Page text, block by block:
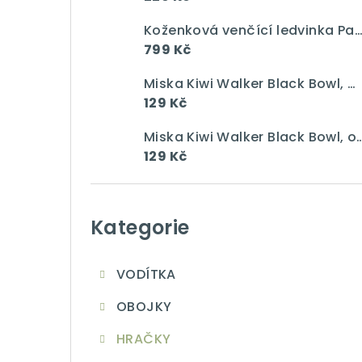
Koženková venčící ledvinka Pawsome gang vínová
799 Kč
Miska Kiwi Walker Black Bowl, modrá, 750 ml
129 Kč
Miska Kiwi Walker
129 Kč
Kategorie
VODÍTKA
OBOJKY
HRAČKY